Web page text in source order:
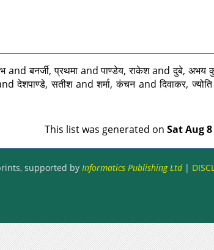
andबनर्जी, प्रथमाandपाण्डेय, राकेशandदुबे, अभय
देशपाण्डे, सतीशandशर्मा, कंचनandदिवाकर, ज्योति
This list was generated on Sat Aug 8
supported by Informatics Publishing Ltd|